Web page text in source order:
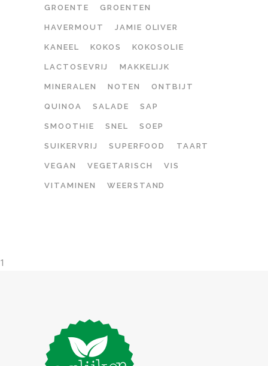
GROENTE GROENTEN
HAVERMOUT JAMIE OLIVER
KANEEL KOKOS KOKOSOLIE
LACTOSEVRIJ MAKKELIJK
MINERALEN NOTEN ONTBIJT
QUINOA SALADE SAP
SMOOTHIE SNEL SOEP
SUIKERVRIJ SUPERFOOD TAART
VEGAN VEGETARISCH VIS
VITAMINEN WEERSTAND
1